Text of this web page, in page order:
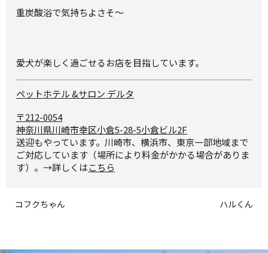
重炭酸浴で気持ちよさそ～
愛犬が楽しく過ごせるお店を目指しています。
ペットホテル &サロン デルタ
〒212-0054
神奈川県川崎市幸区小倉5-28-5小倉ビル2F
送迎もやっています。川崎市、横浜市、東京一部地域まで
ご対応しています（場所により料金がかかる場合がありま
す）。→詳しくはこちら
コフクちゃん ハルくん